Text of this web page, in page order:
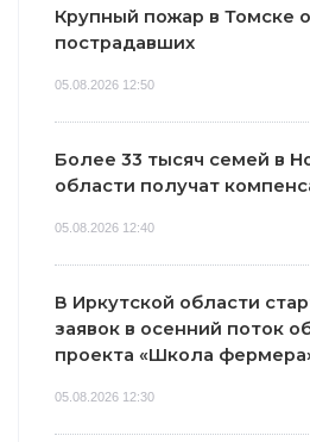
Крупный пожар в Томске
пострадавших
05.08.2026 12:50
Более 33 тысяч семей в
области получат
05.08.2026 12:40
В Иркутской области
заявок в осенний поток
проекта «Школа
05.08.2026 12:30